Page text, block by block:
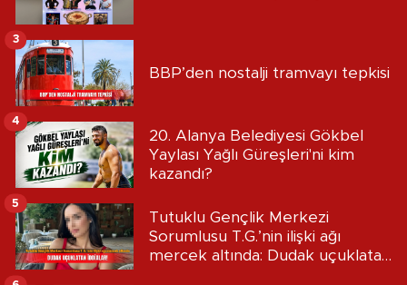
BBP’den nostalji tramvayı tepkisi
3
20. Alanya Belediyesi Gökbel
Yaylası Yağlı Güreşleri'ni kim
kazandı?
4
Tutuklu Gençlik Merkezi
Sorumlusu T.G.’nin ilişki ağı
mercek altında: Dudak uçuklatan
5